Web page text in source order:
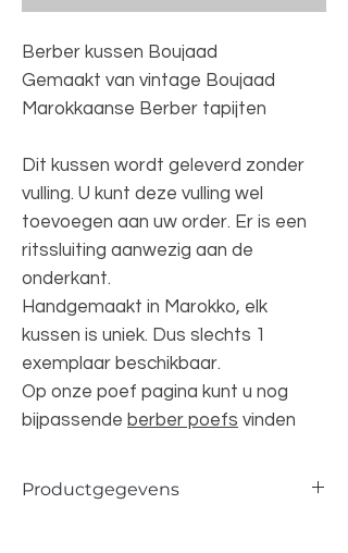
Berber kussen Boujaad
Gemaakt van vintage Boujaad
Marokkaanse Berber tapijten
Dit kussen wordt geleverd zonder
vulling. U kunt deze vulling wel
toevoegen aan uw order. Er is een
ritssluiting aanwezig aan de
onderkant.
Handgemaakt in Marokko, elk
kussen is uniek. Dus slechts 1
exemplaar beschikbaar.
Op onze poef pagina kunt u nog
bijpassende berber poefs vinden
Productgegevens